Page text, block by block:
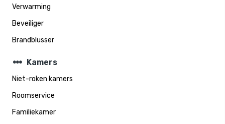
Verwarming
Beveiliger
Brandblusser
steppers Kamers
Niet-roken kamers
Roomservice
Familiekamer